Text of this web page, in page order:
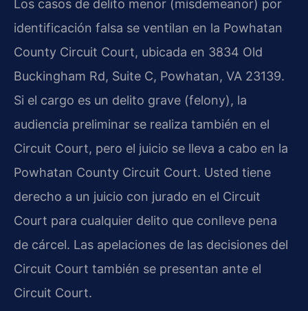
Los casos de delito menor (misdemeanor) por
identificación falsa se ventilan en la Powhatan
County Circuit Court, ubicada en 3834 Old
Buckingham Rd, Suite C, Powhatan, VA 23139.
Si el cargo es un delito grave (felony), la
audiencia preliminar se realiza también en el
Circuit Court, pero el juicio se lleva a cabo en la
Powhatan County Circuit Court. Usted tiene
derecho a un juicio con jurado en el Circuit
Court para cualquier delito que conlleve pena
de cárcel. Las apelaciones de las decisiones del
Circuit Court también se presentan ante el
Circuit Court.